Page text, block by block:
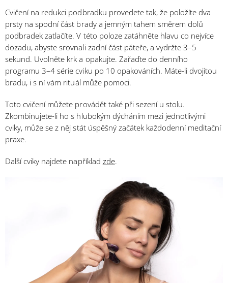
Cvičení na redukci podbradku provedete tak, že položíte dva
prsty na spodní část brady a jemným tahem směrem dolů
podbradek zatlačíte. V této poloze zatáhněte hlavu co nejvíce
dozadu, abyste srovnali zadní část páteře, a vydržte 3–5
sekund. Uvolněte krk a opakujte. Zařaďte do denního
programu 3–4 série cviku po 10 opakováních. Máte-li dvojitou
bradu, i s ní vám rituál může pomoci.
Toto cvičení můžete provádět také při sezení u stolu.
Zkombinujete-li ho s hlubokým dýcháním mezi jednotlivými
cviky, může se z něj stát úspěšný začátek každodenní meditační
praxe.
Další cviky najdete například zde.